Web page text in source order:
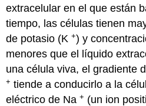
extracelular en el que están
tiempo, las células tienen
de potasio (K+) y
menores que el líquido
una célula viva, el gradiente
+ tiende a conducirlo a la
eléctrico de Na+ (un ion